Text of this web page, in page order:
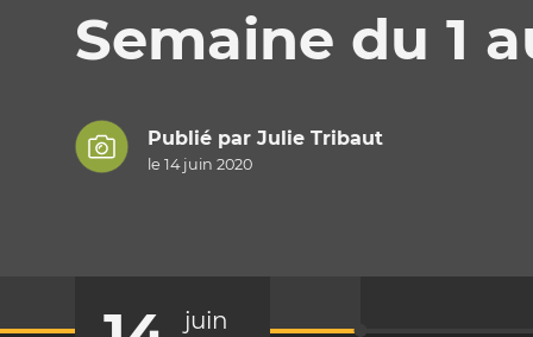
Semaine du 1
Publié par Julie Tribaut
le 14 juin 2020
juin